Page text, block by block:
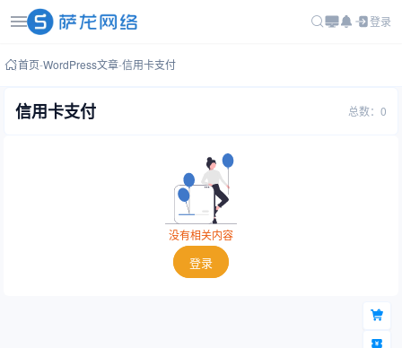
登录
首页-WordPress文章-信用卡支付
信用卡支付 总数：0
没有相关内容
登录